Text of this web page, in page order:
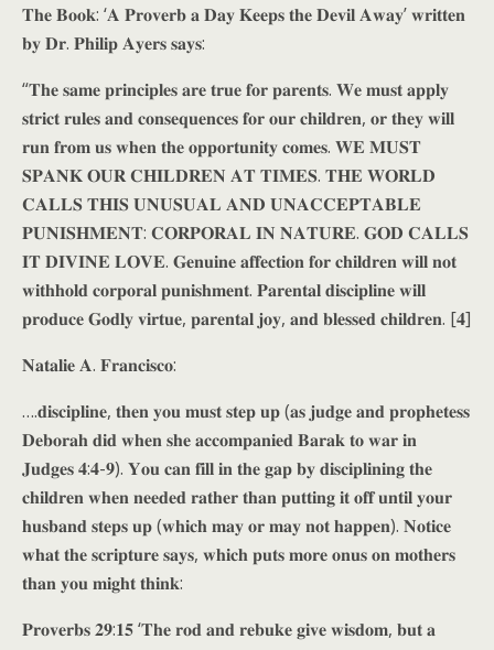
𝐓𝐡𝐞 𝐁𝐨𝐨𝐤: ‘𝐀 𝐏𝐫𝐨𝐯𝐞𝐫𝐛 𝐚 𝐃𝐚𝐲 𝐊𝐞𝐞𝐩𝐬 𝐭𝐡𝐞 𝐃𝐞𝐯𝐢𝐥 𝐀𝐰𝐚𝐲’ 𝐰𝐫𝐢𝐭𝐭𝐞𝐧
𝐛𝐲 𝐃𝐫. 𝐏𝐡𝐢𝐥𝐢𝐩 𝐀𝐲𝐞𝐫𝐬 𝐬𝐚𝐲𝐬:
“𝐓𝐡𝐞 𝐬𝐚𝐦𝐞 𝐩𝐫𝐢𝐧𝐜𝐢𝐩𝐥𝐞𝐬 𝐚𝐫𝐞 𝐭𝐫𝐮𝐞 𝐟𝐨𝐫 𝐩𝐚𝐫𝐞𝐧𝐭𝐬. 𝐖𝐞 𝐦𝐮𝐬𝐭 𝐚𝐩𝐩𝐥𝐲
𝐬𝐭𝐫𝐢𝐜𝐭 𝐫𝐮𝐥𝐞𝐬 𝐚𝐧𝐝 𝐜𝐨𝐧𝐬𝐞𝐪𝐮𝐞𝐧𝐜𝐞𝐬 𝐟𝐨𝐫 𝐨𝐮𝐫 𝐜𝐡𝐢𝐥𝐝𝐫𝐞𝐧, 𝐨𝐫 𝐭𝐡𝐞𝐲 𝐰𝐢𝐥𝐥
𝐫𝐮𝐧 𝐟𝐫𝐨𝐦 𝐮𝐬 𝐰𝐡𝐞𝐧 𝐭𝐡𝐞 𝐨𝐩𝐩𝐨𝐫𝐭𝐮𝐧𝐢𝐭𝐲 𝐜𝐨𝐦𝐞𝐬. 𝐖𝐄 𝐌𝐔𝐒𝐓
𝐒𝐏𝐀𝐍𝐊 𝐎𝐔𝐑 𝐂𝐇𝐈𝐋𝐃𝐑𝐄𝐍 𝐀𝐓 𝐓𝐈𝐌𝐄𝐒. 𝐓𝐇𝐄 𝐖𝐎𝐑𝐋𝐃
𝐂𝐀𝐋𝐋𝐒 𝐓𝐇𝐈𝐒 𝐔𝐍𝐔𝐒𝐔𝐀𝐋 𝐀𝐍𝐃 𝐔𝐍𝐀𝐂𝐂𝐄𝐏𝐓𝐀𝐁𝐋𝐄
𝐏𝐔𝐍𝐈𝐒𝐇𝐌𝐄𝐍𝐓: 𝐂𝐎𝐑𝐏𝐎𝐑𝐀𝐋 𝐈𝐍 𝐍𝐀𝐓𝐔𝐑𝐄. 𝐆𝐎𝐃 𝐂𝐀𝐋𝐋𝐒
𝐈𝐓 𝐃𝐈𝐕𝐈𝐍𝐄 𝐋𝐎𝐕𝐄. 𝐆𝐞𝐧𝐮𝐢𝐧𝐞 𝐚𝐟𝐟𝐞𝐜𝐭𝐢𝐨𝐧 𝐟𝐨𝐫 𝐜𝐡𝐢𝐥𝐝𝐫𝐞𝐧 𝐰𝐢𝐥𝐥 𝐧𝐨𝐭
𝐰𝐢𝐭𝐡𝐡𝐨𝐥𝐝 𝐜𝐨𝐫𝐩𝐨𝐫𝐚𝐥 𝐩𝐮𝐧𝐢𝐬𝐡𝐦𝐞𝐧𝐭. 𝐏𝐚𝐫𝐞𝐧𝐭𝐚𝐥 𝐝𝐢𝐬𝐜𝐢𝐩𝐥𝐢𝐧𝐞 𝐰𝐢𝐥𝐥
𝐩𝐫𝐨𝐝𝐮𝐜𝐞 𝐆𝐨𝐝𝐥𝐲 𝐯𝐢𝐫𝐭𝐮𝐞, 𝐩𝐚𝐫𝐞𝐧𝐭𝐚𝐥 𝐣𝐨𝐲, 𝐚𝐧𝐝 𝐛𝐥𝐞𝐬𝐬𝐞𝐝 𝐜𝐡𝐢𝐥𝐝𝐫𝐞𝐧. [𝟒]
𝐍𝐚𝐭𝐚𝐥𝐢𝐞 𝐀. 𝐅𝐫𝐚𝐧𝐜𝐢𝐬𝐜𝐨:
….𝐝𝐢𝐬𝐜𝐢𝐩𝐥𝐢𝐧𝐞, 𝐭𝐡𝐞𝐧 𝐲𝐨𝐮 𝐦𝐮𝐬𝐭 𝐬𝐭𝐞𝐩 𝐮𝐩 (𝐚𝐬 𝐣𝐮𝐝𝐠𝐞 𝐚𝐧𝐝 𝐩𝐫𝐨𝐩𝐡𝐞𝐭𝐞𝐬𝐬
𝐃𝐞𝐛𝐨𝐫𝐚𝐡 𝐝𝐢𝐝 𝐰𝐡𝐞𝐧 𝐬𝐡𝐞 𝐚𝐜𝐜𝐨𝐦𝐩𝐚𝐧𝐢𝐞𝐝 𝐁𝐚𝐫𝐚𝐤 𝐭𝐨 𝐰𝐚𝐫 𝐢𝐧
𝐉𝐮𝐝𝐠𝐞𝐬 𝟒:𝟒-𝟗). 𝐘𝐨𝐮 𝐜𝐚𝐧 𝐟𝐢𝐥𝐥 𝐢𝐧 𝐭𝐡𝐞 𝐠𝐚𝐩 𝐛𝐲 𝐝𝐢𝐬𝐜𝐢𝐩𝐥𝐢𝐧𝐢𝐧𝐠 𝐭𝐡𝐞
𝐜𝐡𝐢𝐥𝐝𝐫𝐞𝐧 𝐰𝐡𝐞𝐧 𝐧𝐞𝐞𝐝𝐞𝐝 𝐫𝐚𝐭𝐡𝐞𝐫 𝐭𝐡𝐚𝐧 𝐩𝐮𝐭𝐭𝐢𝐧𝐠 𝐢𝐭 𝐨𝐟𝐟 𝐮𝐧𝐭𝐢𝐥 𝐲𝐨𝐮𝐫
𝐡𝐮𝐬𝐛𝐚𝐧𝐝 𝐬𝐭𝐞𝐩𝐬 𝐮𝐩 (𝐰𝐡𝐢𝐜𝐡 𝐦𝐚𝐲 𝐨𝐫 𝐦𝐚𝐲 𝐧𝐨𝐭 𝐡𝐚𝐩𝐩𝐞𝐧). 𝐍𝐨𝐭𝐢𝐜𝐞
𝐰𝐡𝐚𝐭 𝐭𝐡𝐞 𝐬𝐜𝐫𝐢𝐩𝐭𝐮𝐫𝐞 𝐬𝐚𝐲𝐬, 𝐰𝐡𝐢𝐜𝐡 𝐩𝐮𝐭𝐬 𝐦𝐨𝐫𝐞 𝐨𝐧𝐮𝐬 𝐨𝐧 𝐦𝐨𝐭𝐡𝐞𝐫𝐬
𝐭𝐡𝐚𝐧 𝐲𝐨𝐮 𝐦𝐢𝐠𝐡𝐭 𝐭𝐡𝐢𝐧𝐤:
𝐏𝐫𝐨𝐯𝐞𝐫𝐛𝐬 𝟐𝟗:𝟏𝟓 ‘𝐓𝐡𝐞 𝐫𝐨𝐝 𝐚𝐧𝐝 𝐫𝐞𝐛𝐮𝐤𝐞 𝐠𝐢𝐯𝐞 𝐰𝐢𝐬𝐝𝐨𝐦, 𝐛𝐮𝐭 𝐚